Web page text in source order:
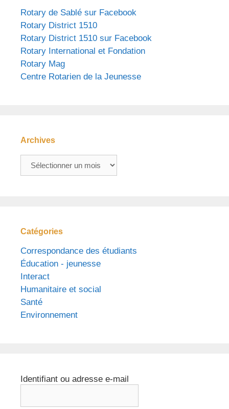
Rotary de Sablé sur Facebook
Rotary District 1510
Rotary District 1510 sur Facebook
Rotary International et Fondation
Rotary Mag
Centre Rotarien de la Jeunesse
Archives
Archives
Catégories
Correspondance des étudiants
Éducation - jeunesse
Interact
Humanitaire et social
Santé
Environnement
Identifiant ou adresse e-mail